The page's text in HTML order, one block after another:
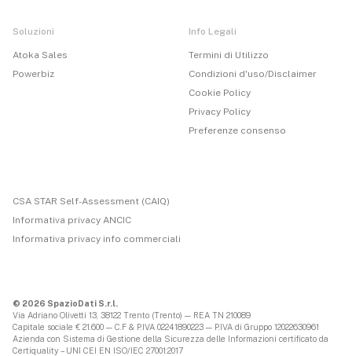
Soluzioni
Atoka Sales
Powerbiz
Info Legali
Termini di Utilizzo
Condizioni d'uso/Disclaimer
Cookie Policy
Privacy Policy
Preferenze consenso
CSA STAR Self-Assessment (CAIQ)
Informativa privacy ANCIC
Informativa privacy info commerciali
© 2026 SpazioDati S.r.l.
Via Adriano Olivetti 13, 38122 Trento (Trento) — REA TN 210089
Capitale sociale € 21.600 — C.F & P.IVA 02241890223 — P.IVA di Gruppo 12022630961
Azienda con Sistema di Gestione della Sicurezza delle Informazioni certificato da
Certiquality – UNI CEI EN ISO/IEC 27001:2017